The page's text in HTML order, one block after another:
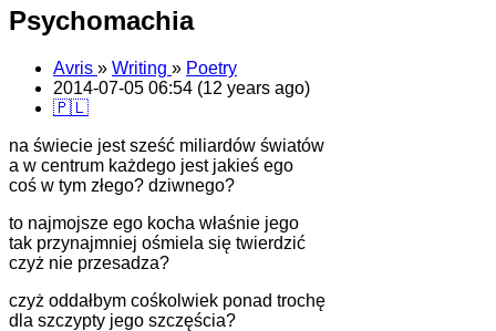
Psychomachia
Avris » Writing » Poetry
2014-07-05 06:54 (12 years ago)
🇵🇱
na świecie jest sześć miliardów światów
a w centrum każdego jest jakieś ego
coś w tym złego? dziwnego?
to najmojsze ego kocha właśnie jego
tak przynajmniej ośmiela się twierdzić
czyż nie przesadza?
czyż oddałbym cośkolwiek ponad trochę
dla szczypty jego szczęścia?